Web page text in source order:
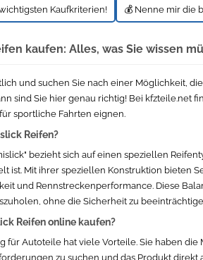
Kaufkriterien! 💰 Nenne mir die
kaufen: Alles, was Sie wissen
und suchen Sie nach einer Möglichkeit,
sind Sie hier genau richtig! Bei kfzteile.net
sportliche Fahrten eignen.
Reifen?
bezieht sich auf einen speziellen
ist. Mit ihrer speziellen Konstruktion bieten
und Rennstreckenperformance. Diese
ohne die Sicherheit zu
Reifen online kaufen?
für Autoteile hat viele Vorteile. Sie haben
zu suchen und das Produkt